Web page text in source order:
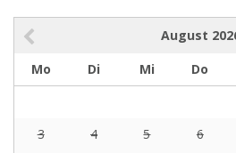
August
Mo
Di Mi Do
3
4 5 6